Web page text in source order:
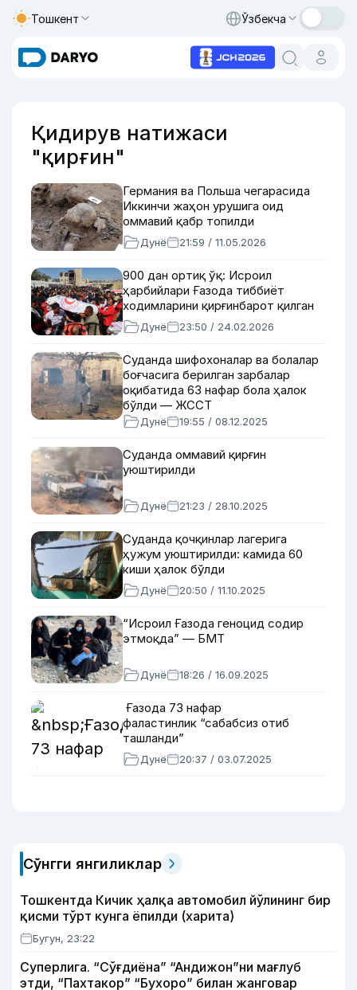
Тошкент Ўзбекча
Қидирув натижаси
"қирғин"
Германия ва Польша чегарасида
Иккинчи жаҳон урушига оид
оммавий қабр топилди
Дунё 21:59 / 11.05.2026
900 дан ортиқ ўқ: Исроил
ҳарбийлари Ғазода тиббиёт
ходимларини қирғинбарот қилган
Дунё 23:50 / 24.02.2026
Суданда шифохоналар ва болалар
боғчасига берилган зарбалар
оқибатида 63 нафар бола ҳалок
бўлди — ЖССТ
Дунё 19:55 / 08.12.2025
Суданда оммавий қирғин
уюштирилди
Дунё 21:23 / 28.10.2025
Суданда қочқинлар лагерига
ҳужум уюштирилди: камида 60
киши ҳалок бўлди
Дунё 20:50 / 11.10.2025
“Исроил Ғазода геноцид содир
этмоқда” — БМТ
Дунё 18:26 / 16.09.2025
Ғазода 73 нафар
фаластинлик “сабабсиз отиб
ташланди”
Дунё 20:37 / 03.07.2025
Сўнгги янгиликлар
Тошкентда Кичик ҳалқа автомобил йўлининг бир
қисми тўрт кунга ёпилди (харита)
Бугун, 23:22
Суперлига. “Сўғдиёна” “Андижон”ни мағлуб
этди, “Пахтакор” “Бухоро” билан жанговар